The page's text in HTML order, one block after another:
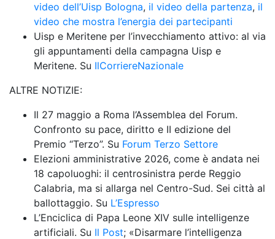
video dell’Uisp Bologna, il video della partenza, il
video che mostra l’energia dei partecipanti
Uisp e Meritene per l’invecchiamento attivo: al via
gli appuntamenti della campagna Uisp e
Meritene. Su IlCorriereNazionale
ALTRE NOTIZIE:
Il 27 maggio a Roma l’Assemblea del Forum.
Confronto su pace, diritto e II edizione del
Premio “Terzo”. Su Forum Terzo Settore
Elezioni amministrative 2026, come è andata nei
18 capoluoghi: il centrosinistra perde Reggio
Calabria, ma si allarga nel Centro-Sud. Sei città al
ballottaggio. Su L’Espresso
L’Enciclica di Papa Leone XIV sulle intelligenze
artificiali. Su Il Post; «Disarmare l’intelligenza